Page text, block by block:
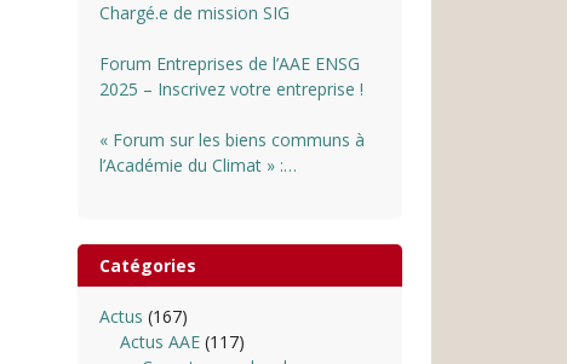
Chargé.e de mission SIG
Forum Entreprises de l’AAE ENSG
2025 – Inscrivez votre entreprise !
« Forum sur les biens communs à
l’Académie du Climat » :
Catégories
Actus (167)
Actus AAE (117)